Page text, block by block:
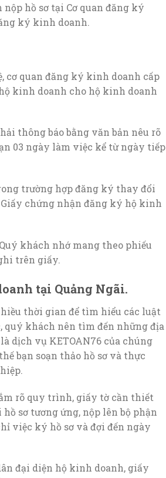
hồ sơ tại Cơ quan đăng ký
ký kinh doanh.
cơ quan đăng ký kinh doanh cấp
kinh doanh cho hộ kinh doanh
thông báo bằng văn bản nêu rõ
03 ngày làm việc kể từ ngày tiếp
trường hợp đăng ký thay đổi
chứng nhận đăng ký hộ kinh
khách nhớ mang theo phiếu
trên giấy.
tại Quảng Ngãi.
thời gian để tìm hiểu các luật
khách nên tìm đến những địa
dịch vụ KETOAN76 của chúng
bạn soạn thảo hồ sơ và thực
rõ quy trình, giấy tờ cần thiết
sơ tương ứng, nộp lên bộ phận
việc ký hồ sơ và đợi đến ngày
đại diện hộ kinh doanh, giấy